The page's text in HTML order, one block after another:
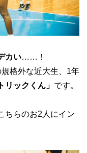
カい……！
規格外な近大生、1年
リックくん」 です。
ちらのお2人にイン